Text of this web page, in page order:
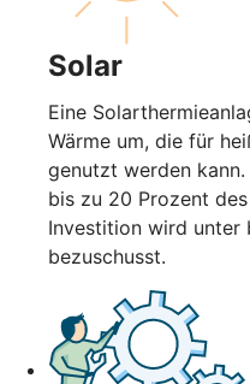
Solar
Eine
Wärme um, die für
genutzt werden
bis zu 20 Prozent
Investition wird unter
bezuschusst.